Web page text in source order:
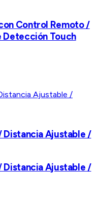
Control Remoto /
Detección Touch
Distancia Ajustable /
Distancia Ajustable /